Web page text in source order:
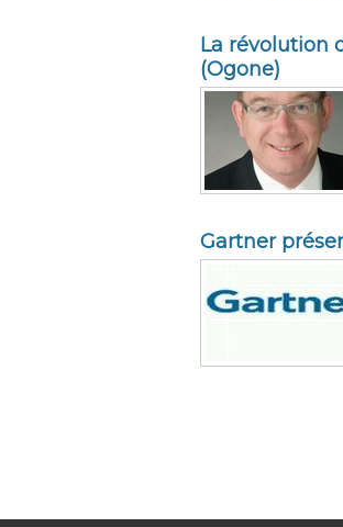
La révolution
(Ogone)
Gartner